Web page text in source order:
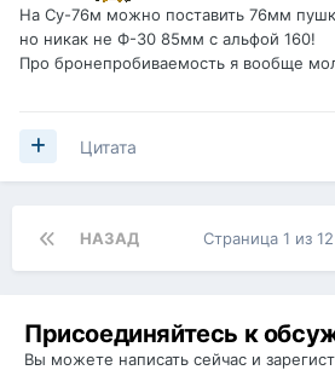
На Су-76м можно поставить 76мм
но никак не Ф-30 85мм с альфой 160!
Про бронепробиваемость я вообще
Цитата
НАЗАД Страница 1 из 12
Присоединяйтесь к
Вы можете написать сейчас и